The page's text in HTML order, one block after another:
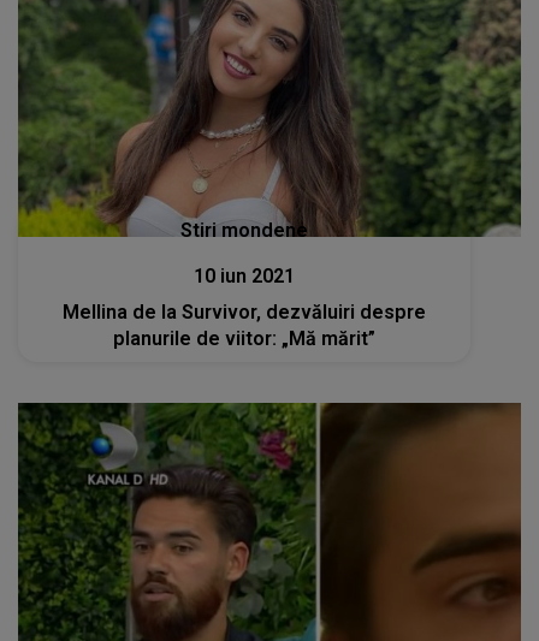
Stiri mondene
10 iun 2021
Mellina de la Survivor, dezvăluiri despre
planurile de viitor: „Mă mărit”